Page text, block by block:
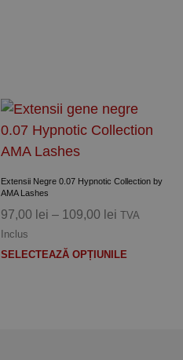
pot
în
Extensii Negre 0.07 Hypnotic Collection by
AMA Lashes
97,00 lei – 109,00 leiInterval
prețuri:
TVA
Inclus
SELECTEAZĂ OPȚIUNILEAcest